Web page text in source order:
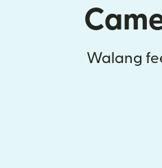
Walang